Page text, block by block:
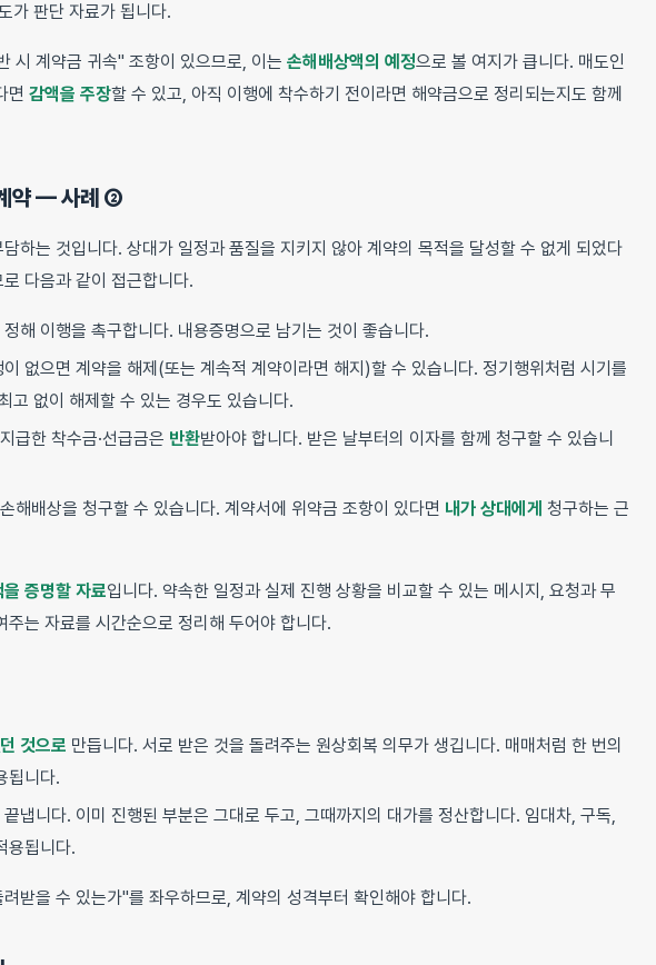
가 판단 자료가 됩니다.
시 계약금 귀속" 조항이 있으므로, 이는 손해배상액의 예정으로 볼 여지가 큽니다. 매도인
면 감액을 주장할 수 있고, 아직 이행에 착수하기 전이라면 해약금으로 정리되는지도 함께
약 — 사례 ②
담하는 것입니다. 상대가 일정과 품질을 지키지 않아 계약의 목적을 달성할 수 없게 되었다
다음과 같이 접근합니다.
해 이행을 촉구합니다. 내용증명으로 남기는 것이 좋습니다.
없으면 계약을 해제(또는 계속적 계약이라면 해지)할 수 있습니다. 정기행위처럼 시기를
고 없이 해제할 수 있는 경우도 있습니다.
급한 착수금·선급금은 반환받아야 합니다. 받은 날부터의 이자를 함께 청구할 수 있습니
해배상을 청구할 수 있습니다. 계약서에 위약금 조항이 있다면 내가 상대에게 청구하는 근
증명할 자료입니다. 약속한 일정과 실제 진행 상황을 비교할 수 있는 메시지, 요청과 무
는 자료를 시간순으로 정리해 두어야 합니다.
것으로 만듭니다. 서로 받은 것을 돌려주는 원상회복 의무가 생깁니다. 매매처럼 한 번의
됩니다.
냅니다. 이미 진행된 부분은 그대로 두고, 그때까지의 대가를 정산합니다. 임대차, 구독,
용됩니다.
받을 수 있는가"를 좌우하므로, 계약의 성격부터 확인해야 합니다.